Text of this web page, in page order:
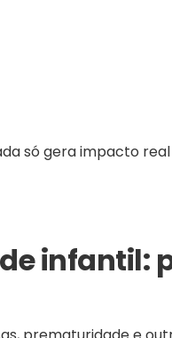
só gera impacto
infantil: